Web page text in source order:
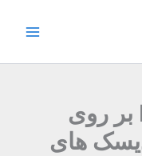
نصب FreeBSD بر روی
های